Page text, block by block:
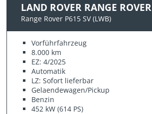
LAND ROVER RANGE ROVER
Range Rover P615 SV (LWB)
Vorführfahrzeug
8.000 km
EZ: 4/2025
Automatik
LZ: Sofort lieferbar
Gelaendewagen/Pickup
Benzin
452 kW (614 PS)